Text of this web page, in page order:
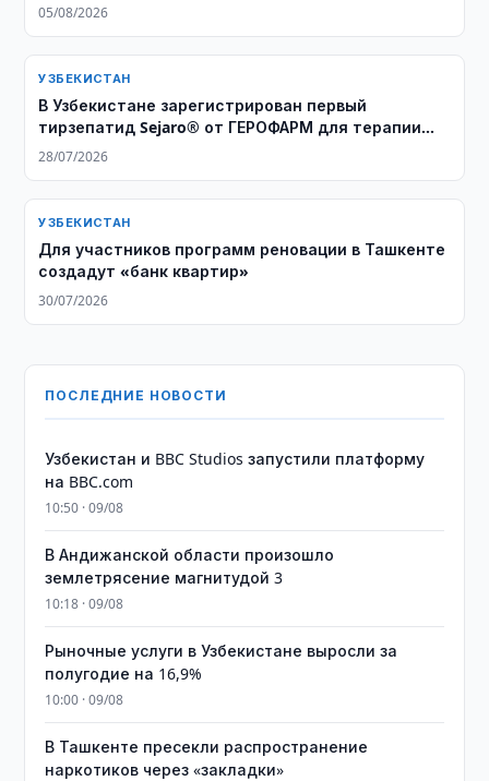
05/08/2026
УЗБЕКИСТАН
В Узбекистане зарегистрирован первый
тирзепатид Sejaro® от ГЕРОФАРМ для терапии
ожирения и сахарного диабета 2 типа
28/07/2026
УЗБЕКИСТАН
Для участников программ реновации в Ташкенте
создадут «банк квартир»
30/07/2026
ПОСЛЕДНИЕ НОВОСТИ
Узбекистан и BBC Studios запустили платформу
на BBC.com
10:50 · 09/08
В Андижанской области произошло
землетрясение магнитудой 3
10:18 · 09/08
Рыночные услуги в Узбекистане выросли за
полугодие на 16,9%
10:00 · 09/08
В Ташкенте пресекли распространение
наркотиков через «закладки»